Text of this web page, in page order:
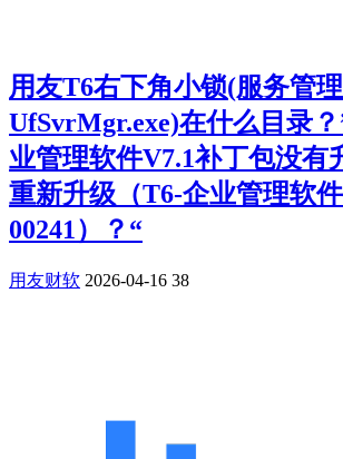
用友T6右下角小锁(服务管
UfSvrMgr.exe)在什么目录
业管理软件V7.1补丁包没有
重新升级（T6-企业管理软件
00241）？“
用友财软 2026-04-16 38